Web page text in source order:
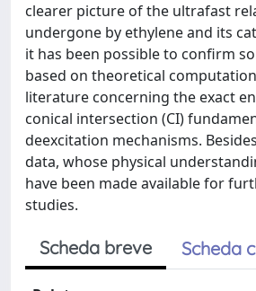
clearer picture of the ultrafast
undergone by ethylene and its
it has been possible to conﬁrm
based on theoretical
literature concerning the exact
conical intersection (CI)
deexcitation mechanisms.
data, whose physical
have been made available for
studies.
Scheda breve Scheda